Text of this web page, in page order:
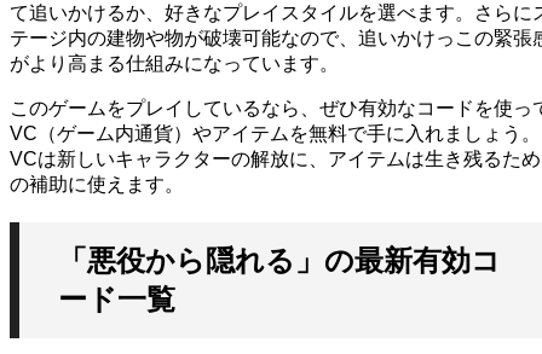
て追いかけるか、好きなプレイスタイルを選べます。さらに
テージ内の建物や物が破壊可能なので、追いかけっこの緊張
がより高まる仕組みになっています。
このゲームをプレイしているなら、ぜひ有効なコードを使っ
VC（ゲーム内通貨）やアイテムを無料で手に入れましょう。
VCは新しいキャラクターの解放に、アイテムは生き残るため
の補助に使えます。
「悪役から隠れる」の最新有効コ
ード一覧